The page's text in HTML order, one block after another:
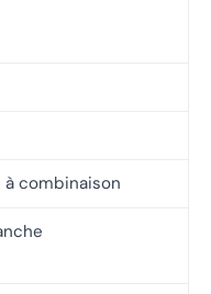
à combinaison